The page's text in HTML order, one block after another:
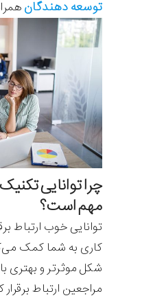
توسعه دهندگان
چرا توانایی
مهم است؟
توانایی خوب ارتباط
کاری به شما کمک
شکل موثرتر و بهتری
مراجعین ارتباط برقرار